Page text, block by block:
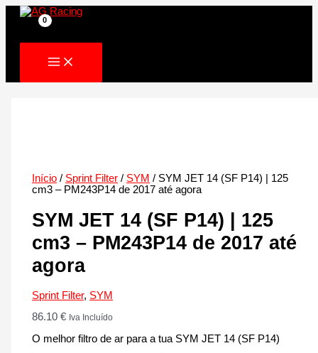
Skip
Início / Sprint Filter / SYM / SYM JET 14 (SF P14) | 125
cm3 – PM243P14 de 2017 até agora
SYM JET 14 (SF P14) | 125
cm3 – PM243P14 de 2017 até
agora
Sprint Filter, SYM
86.10€ Iva Incluído
O melhor filtro de ar para a tua SYM JET 14 (SF P14)